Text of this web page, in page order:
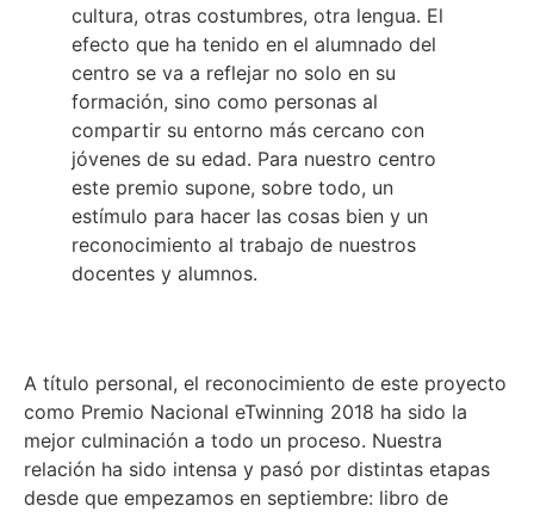
cultura, otras costumbres, otra lengua. El
efecto que ha tenido en el alumnado del
centro se va a reflejar no solo en su
formación, sino como personas al
compartir su entorno más cercano con
jóvenes de su edad. Para nuestro centro
este premio supone, sobre todo, un
estímulo para hacer las cosas bien y un
reconocimiento al trabajo de nuestros
docentes y alumnos.
A título personal, el reconocimiento de este proyecto
como Premio Nacional eTwinning 2018 ha sido la
mejor culminación a todo un proceso. Nuestra
relación ha sido intensa y pasó por distintas etapas
desde que empezamos en septiembre: libro de